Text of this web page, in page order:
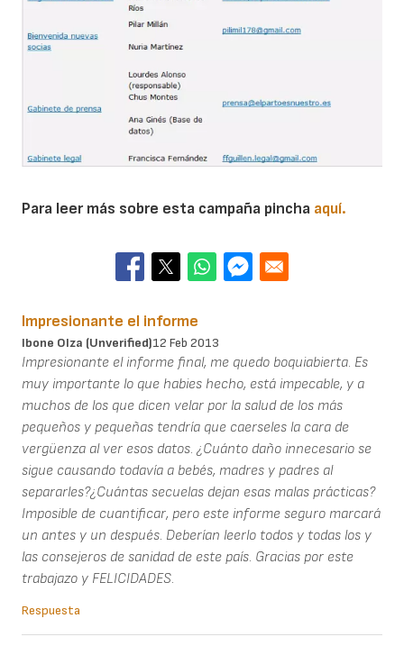
Para leer más sobre esta campaña pincha aquí.
Impresionante el informe
Ibone Olza (unverified)12 Feb 2013
Impresionante el informe final, me quedo boquiabierta. Es
muy importante lo que habies hecho, está impecable, y a
muchos de los que dicen velar por la salud de los más
pequeños y pequeñas tendría que caerseles la cara de
vergüenza al ver esos datos. ¿Cuánto daño innecesario se
sigue causando todavía a bebés, madres y padres al
separarles?¿Cuántas secuelas dejan esas malas prácticas?
Imposible de cuantificar, pero este informe seguro marcará
un antes y un después. Deberían leerlo todos y todas los y
las consejeros de sanidad de este país. Gracias por este
trabajazo y FELICIDADES.
Respuesta